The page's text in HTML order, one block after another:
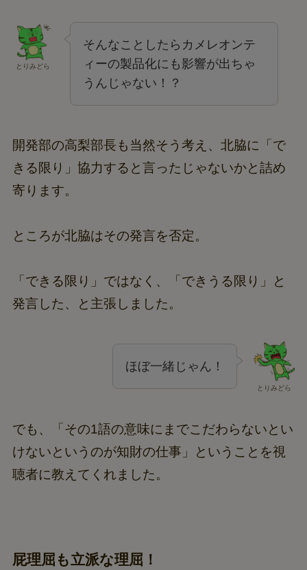
とりみどら
そんなことしたらカメレオンテ
ィーの製品化にも影響が出ちゃ
うんじゃない！？
開発部の高梨部長も当然そう考え、北脇に「で
きる限り」協力すると言ったじゃないかと詰め
寄ります。
ところが北脇はその発言を否定。
「できる限り」ではなく、「できうる限り」と
発言した、と主張しました。
とりみどら
ほぼ一緒じゃん！
でも、「その1語の意味にまでこだわらないとい
けないというのが知財の仕事」ということを視
聴者に教えてくれました。
屁理屈も立派な理屈！